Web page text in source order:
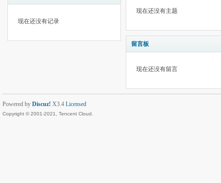
现在还没有记录
现在还没有主题
留言板
现在还没有留言
Powered by Discuz! X3.4 Licensed
Copyright © 2001-2021, Tencent Cloud.